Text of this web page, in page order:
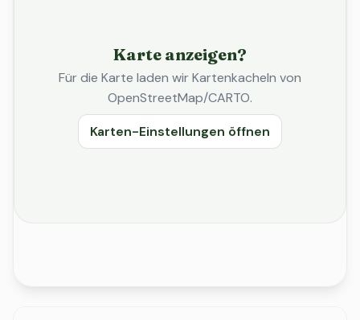
Karte anzeigen?
Für die Karte laden wir Kartenkacheln von
OpenStreetMap/CARTO.
Karten-Einstellungen öffnen